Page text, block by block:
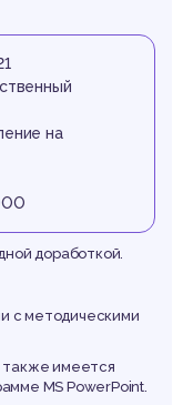
на
доработкой.
с методическими
также имеется
MS PowerPoint.